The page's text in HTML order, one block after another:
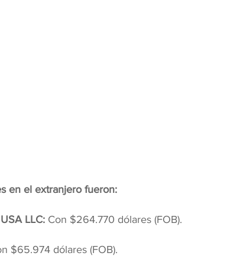
en el extranjero fueron:
LLC: Con $264.770 dólares (FOB).
$65.974 dólares (FOB).